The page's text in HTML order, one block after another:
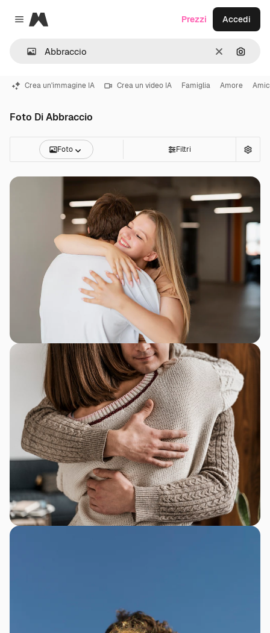
Close menu
Magnific
CancellaCerca
Prezzi Accedi
Crea un'immagine IA Crea un video IA Famiglia Amore
Foto Di Abbraccio
Foto Filtri